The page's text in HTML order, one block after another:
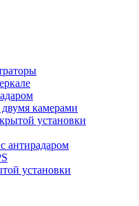
камерами
установки
антирадаром
установки